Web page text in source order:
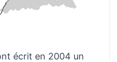
écrit en 2004 un